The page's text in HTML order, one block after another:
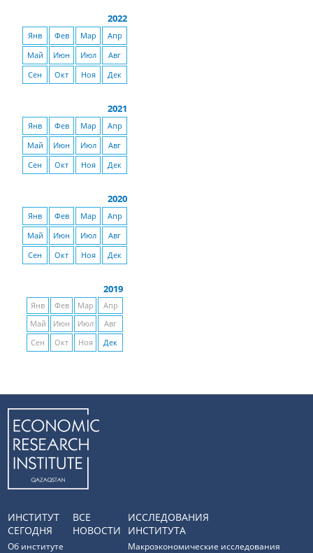
2022
Янв Фев Мар
Апр
Май
Июн Июл
Авг
Сен
Окт Ноя Дек
2021
Янв Фев Мар
Апр
Май
Июн Июл
Авг
Сен
Окт Ноя Дек
2020
Янв Фев Мар
Апр
Май
Июн Июл
Авг
Сен
Окт Ноя Дек
2019
Янв Фев Мар
Апр
Май
Июн Июл
Авг
Сен
Окт Ноя Дек
ИНСТИТУТ
СЕГОДНЯ
Об институте
ВСЕ
НОВОСТИ
ИССЛЕДОВАНИЯ
ИНСТИТУТА
Макроэкономические исследования